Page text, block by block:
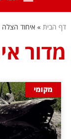
דף הבית » איחוד הצלה
מדור
מקומי